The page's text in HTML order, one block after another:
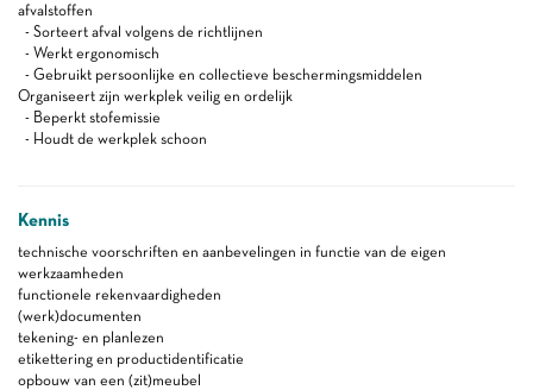
afvalstoffen
- Sorteert afval volgens de richtlijnen
- Werkt ergonomisch
- Gebruikt persoonlijke en collectieve beschermingsmiddelen
Organiseert zijn werkplek veilig en ordelijk
- Beperkt stofemissie
- Houdt de werkplek schoon
Kennis
technische voorschriften en aanbevelingen in functie van de eigen
werkzaamheden
functionele rekenvaardigheden
(werk)documenten
tekening- en planlezen
etikettering en productidentificatie
opbouw van een (zit)meubel